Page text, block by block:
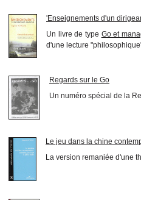
'Enseignements d'un
Un livre de type Go et
d'une lecture
Regards sur le Go
Un numéro spécial de la
Le jeu dans la chine
La version remaniée d'une